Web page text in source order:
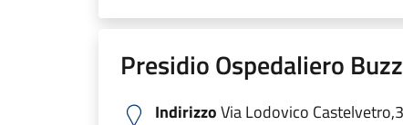
Presidio Ospedaliero
IndirizzoVia Lodovico